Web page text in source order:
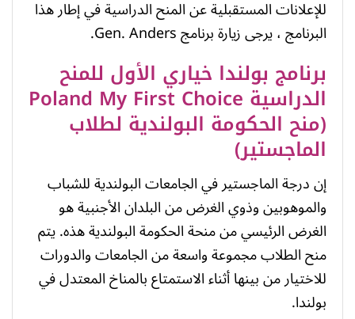
للإعلانات المستقبلية عن المنح الدراسية في إطار هذا
البرنامج ، يرجى زيارة برنامج Gen. Anders.
برنامج بولندا خياري الأول للمنح
الدراسية Poland My First Choice
(منح الحكومة البولندية لطلاب
الماجستير)
إن درجة الماجستير في الجامعات البولندية للشباب
والموهوبين وذوي الغرض من البلدان الأجنبية هو
الغرض الرئيسي من منحة الحكومة البولندية هذه. يتم
منح الطلاب مجموعة واسعة من الجامعات والدورات
للاختيار من بينها أثناء الاستمتاع بالمناخ المعتدل في
بولندا.